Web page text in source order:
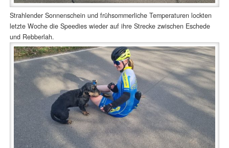
Strahlender Sonnenschein und frühsommerliche Temperaturen lockten
letzte Woche die Speedies wieder auf ihre Strecke zwischen Eschede
und Rebberlah.